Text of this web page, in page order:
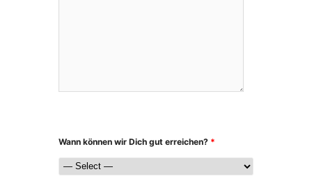
Wann können wir Dich gut erreichen? *